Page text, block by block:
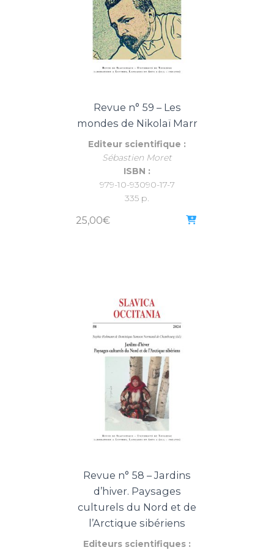
Revue n° 59 – Les
mondes de Nikolaï Marr
Editeur scientifique :
Sébastien Moret
ISBN :
979-10-93090-17-7
335 p.
25,00€
Revue n° 58 – Jardins
d’hiver. Paysages
culturels du Nord et de
l’Arctique sibériens
Editeurs scientifiques :